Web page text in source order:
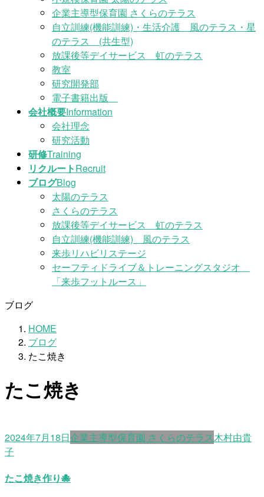
企業主導型保育園 さくらのテラス
自立訓練(機能訓練)・生活介護 風のテラス・星
のテラス (共生型)
放課後等デイサービス 虹のテラス
教室
研究開発部
電子書籍出版
会社概要Information
会社理念
研究活動
研修Training
リクルートRecruit
ブログBlog
太陽のテラス
さくらのテラス
放課後等デイサービス 虹のテラス
自立訓練(機能訓練) 風のテラス
来歩リハビリステージ
セーフティドライブ＆トレーニングスタジオ
「来歩フットルース」
ブログ
HOME
ブログ
たこ焼き
たこ焼き
2024年7月18日企業主導型保育園 さくらのテラス木村由貴
子
たこ焼き作り🐙